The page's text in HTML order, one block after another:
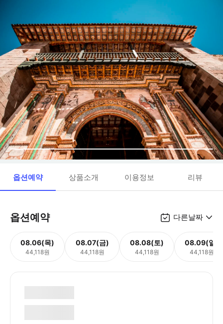
옵션예약 상품소개 이용정보 리뷰
옵션예약 다른날짜
08.06(목)
44,118원
08.07(금)
44,118원
08.08(토)
44,118원
08.09(일)
44,118원